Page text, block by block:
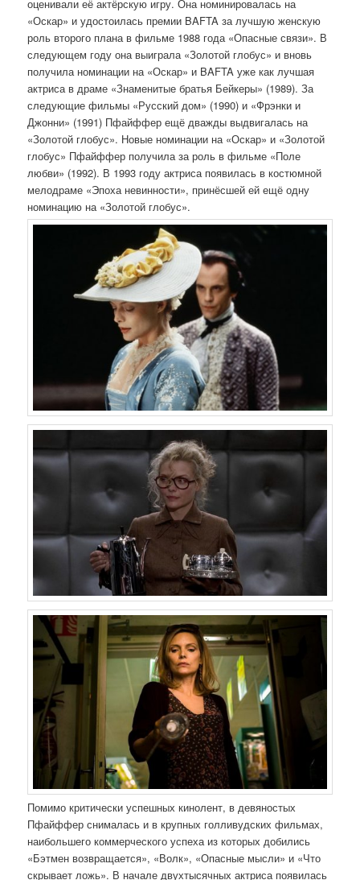
оценивали её актёрскую игру. Она номинировалась на
«Оскар» и удостоилась премии BAFTA за лучшую женскую
роль второго плана в фильме 1988 года «Опасные связи». В
следующем году она выиграла «Золотой глобус» и вновь
получила номинации на «Оскар» и BAFTA уже как лучшая
актриса в драме «Знаменитые братья Бейкеры» (1989). За
следующие фильмы «Русский дом» (1990) и «Фрэнки и
Джонни» (1991) Пфайффер ещё дважды выдвигалась на
«Золотой глобус». Новые номинации на «Оскар» и «Золотой
глобус» Пфайффер получила за роль в фильме «Поле
любви» (1992). В 1993 году актриса появилась в костюмной
мелодраме «Эпоха невинности», принёсшей ей ещё одну
номинацию на «Золотой глобус».
Помимо критически успешных кинолент, в девяностых
Пфайффер снималась и в крупных голливудских фильмах,
наибольшего коммерческого успеха из которых добились
«Бэтмен возвращается», «Волк», «Опасные мысли» и «Что
скрывает ложь». В начале двухтысячных актриса появилась